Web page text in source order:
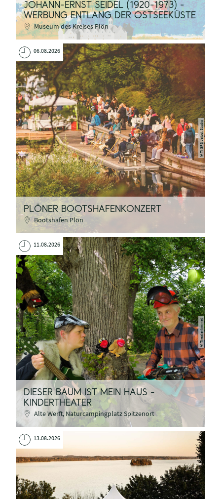
JOHANN-ERNST SEIDEL (1920-1973) -
WERBUNG ENTLANG DER OSTSEEKÜSTE
Museum des Kreises Plön
©
TI GPS Jalost Studio
06.08.2026
PLÖNER BOOTSHAFENKONZERT
Bootshafen Plön
©
Theaterfimmel
11.08.2026
DIESER BAUM IST MEIN HAUS -
KINDERTHEATER
Alte Werft, Naturcampingplatz Spitzenort
13.08.2026